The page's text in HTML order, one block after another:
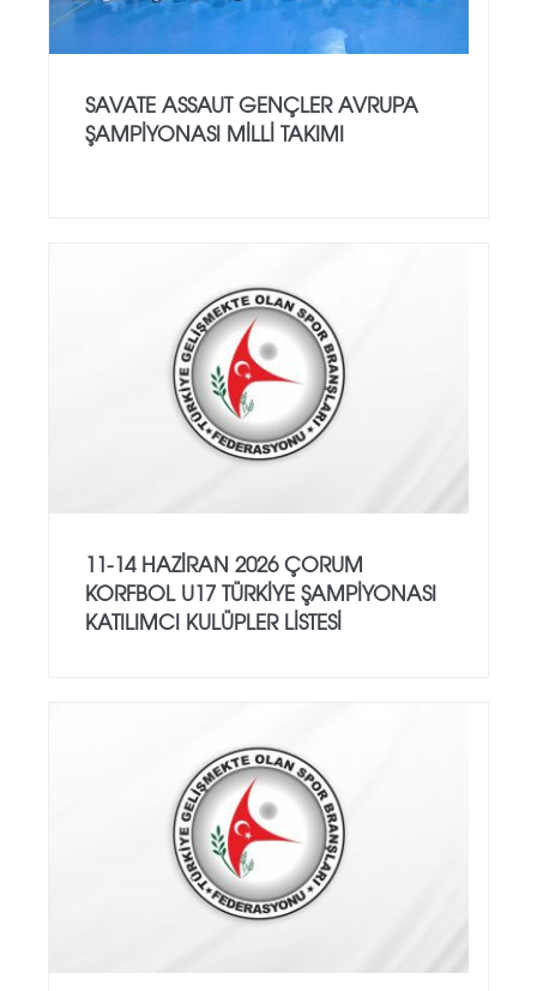
SAVATE ASSAUT GENÇLER AVRUPA
ŞAMPİYONASI MİLLİ TAKIMI
11-14 HAZİRAN 2026 ÇORUM
KORFBOL U17 TÜRKİYE ŞAMPİYONASI
KATILIMCI KULÜPLER LİSTESİ